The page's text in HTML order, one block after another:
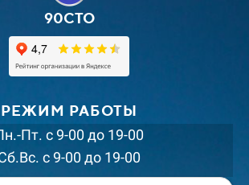
90СТО
РЕЖИМ РАБОТЫ
Пт. с 9-00 до 19-00
с 9-00 до 19-00